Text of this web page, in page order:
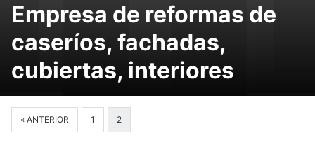
Empresa de reformas de
caseríos, fachadas,
cubiertas, interiores
« ANTERIOR 1 2